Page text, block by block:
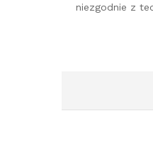
niezgodnie z